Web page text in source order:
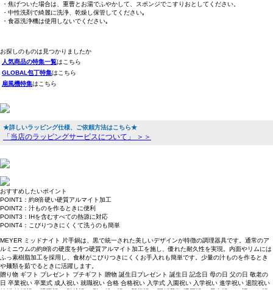
・焦げついた場合は、重曹とお湯でふやかして、スポンジでこすりおとしてください。
・中性洗剤で綺麗に洗浄、乾燥し保管してください｡
・食器洗浄機は使用しないでください｡
お探しのものは見つかりましたか
人気商品の特集一覧はこちら
GLOBAL包丁特集はこちら
扇風機特集はこちら
★詳しいラッピング仕様、ご依頼方法はこちら★
「当店のラッピングサービスについて」 ＞＞
おすすめしたいポイント
POINT1：約8倍硬い硬質アルマイト加工
POINT2：汁ものを作るときに便利
POINT3：IHを含むすべての熱源に対応
POINT4：こびりつきにくくて洗うのも簡単
MEYER ミッドナイト 片手鍋は、黒で統一された美しいデザインが特徴の調理器具です。通常のア
ルミニウムの約8倍の硬度を持つ硬質アルマイト加工を施し、優れた耐久性を実現。内面やリムには
ふっ素樹脂加工を採用し、食材がこびりつきにくくお手入れも簡単です。少量の汁ものを作るとき
や麺類を茹でるときに活躍します。
贈り物 ギフト プレゼント プチギフト 贈物 誕生日プレゼント 誕生日 記念日 母の日 父の日 敬老の
日 卒業祝い 卒業式 成人祝い 就職祝い 合格 合格祝い 入学式 入園祝い 入学祝い 進学祝い 退院祝い
結婚 結婚祝い 退職祝い 引越祝い 引っ越し祝い 新築祝い 冠婚葬祭 還暦祝い 長寿祝い お返し お祝